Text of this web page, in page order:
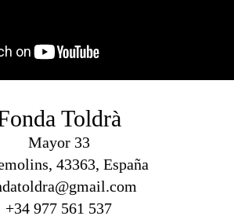
Toldrà
Mayor 33
43363, España
+34 977 561 537